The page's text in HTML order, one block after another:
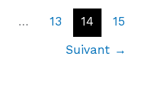
… 13 14
15
Suivant →